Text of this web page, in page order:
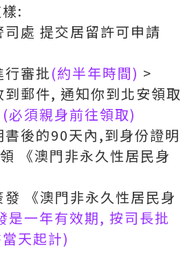
:
處 提交居留許可申請
審批(約半年時間) >
郵件, 通知你到北安領取
(必須親身前往領取)
後的90天內,到身份證明
《澳門非永久性居民身
《澳門非永久性居民身
是一年有效期, 按司長批
天起計)